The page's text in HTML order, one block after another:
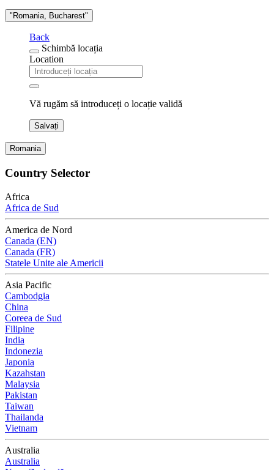
"Romania, Bucharest"
Back
Schimbă locația
Location
Vă rugăm să introduceți o locație validă
Salvați
Romania
Country Selector
Africa
Africa de Sud
America de Nord
Canada (EN)
Canada (FR)
Statele Unite ale Americii
Asia Pacific
Cambodgia
China
Coreea de Sud
Filipine
India
Indonezia
Japonia
Kazahstan
Malaysia
Pakistan
Taiwan
Thailanda
Vietnam
Australia
Australia